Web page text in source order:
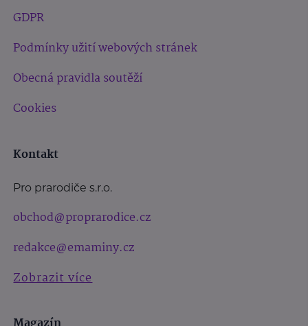
GDPR
Podmínky užití webových stránek
Obecná pravidla soutěží
Cookies
Kontakt
Pro prarodiče s.r.o.
obchod@proprarodice.cz
redakce@emaminy.cz
Zobrazit více